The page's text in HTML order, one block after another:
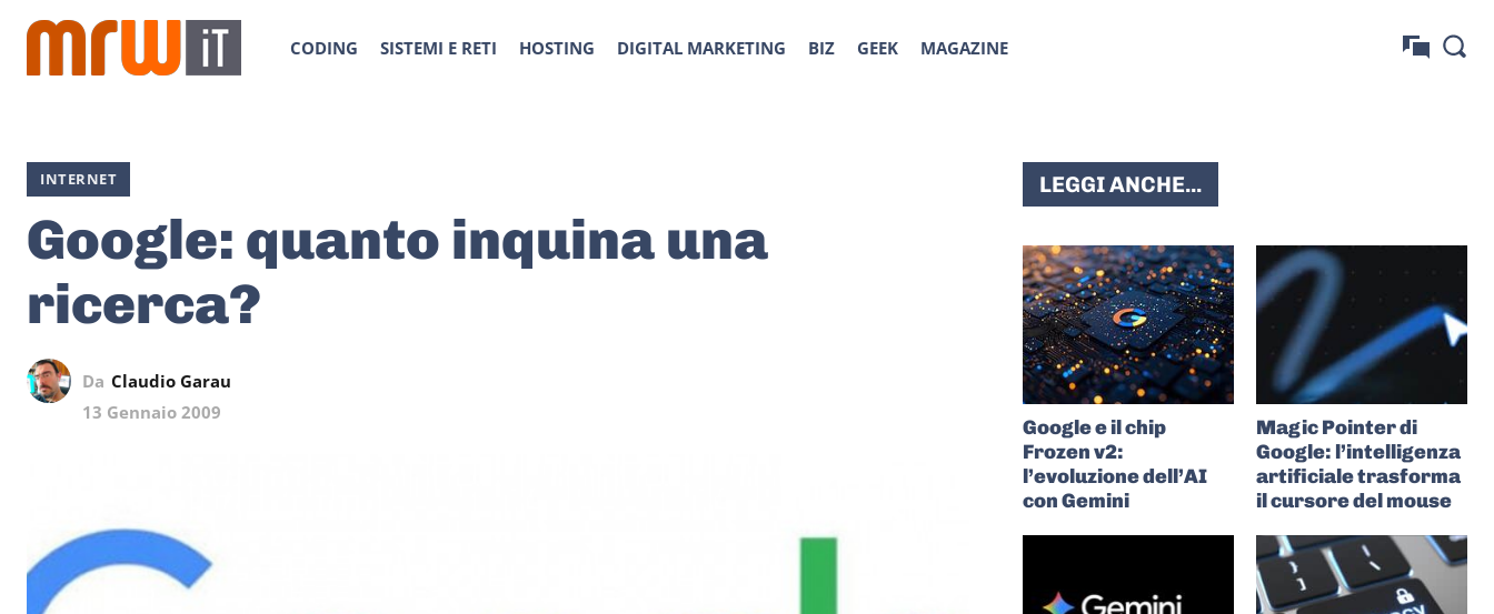
CODING SISTEMI E RETI HOSTING DIGITAL MARKETING BIZ GEEK MAGAZINE
INTERNET
Google: quanto inquina una
ricerca?
Da Claudio Garau
13 Gennaio 2009
LEGGI ANCHE...
Google e il chip
Frozen v2:
l’evoluzione dell’AI
con Gemini
Magic Pointer di
Google: l’intelligenza
artificiale trasforma
il cursore del mouse